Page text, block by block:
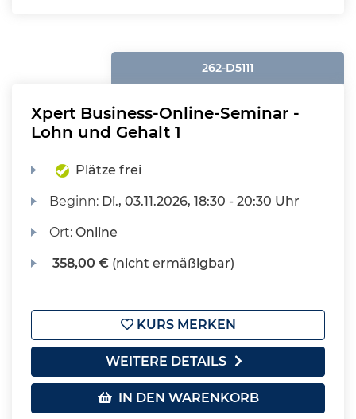
262-D5111
Xpert Business-Online-Seminar -
Lohn und Gehalt 1
Plätze frei
Beginn: Di., 03.11.2026, 18:30 - 20:30 Uhr
Ort:Online
358,00 € (nicht ermäßigbar)
KURS MERKEN
WEITERE DETAILS
IN DEN WARENKORB